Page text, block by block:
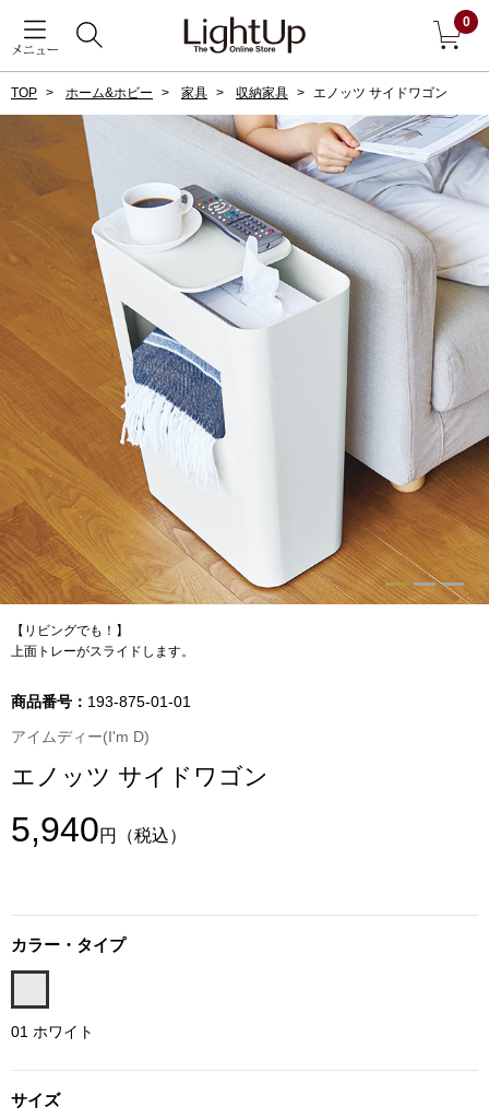
メニュー
0
すべて見る
ダーウェア
アクセサリー
ン雑貨
戻る
アウター
ジャケット
コート
ブルゾン
その他
トップス
Tシャツ／カッ
その他
TOP ホーム&ホビー 家具 収納家具 エノッツ サイドワゴン
【リビングでも！】
上面トレーがスライドします。
商品番号： 193-875-01-01
アイムディー(I'm D)
エノッツ サイドワゴン
5,940円 （税込）
カラー・タイプ
01 ホワイト
サイズ